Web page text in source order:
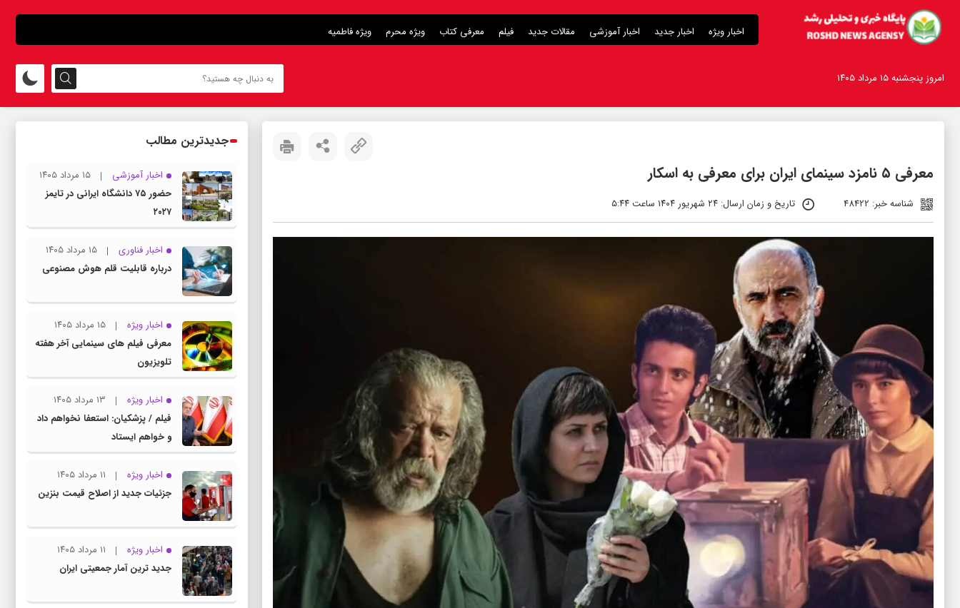
اخبار ویژه اخبار جدید اخبار آموزشی مقالات جدید فیلم معرفی کتاب ویژه محرم ویژه فاطمیه
امروز پنجشنبه ۱۵ مرداد ۱۴۰۵
معرفی ۵ نامزد سینمای ایران برای معرفی به اسکار
شناسه خبر: 48422 تاریخ و زمان ارسال: ۲۴ شهریور ۱۴۰۴ ساعت ۵:۴۴
جدیدترین مطالب
اخبار آموزشی
۱۵ مرداد ۱۴۰۵
حضور ۷۵ دانشگاه ایرانی در تایمز
۲۰۲۷
اخبار فناوری
۱۵ مرداد ۱۴۰۵
درباره قابلیت قلم هوش مصنوعی
اخبار ویژه
۱۵ مرداد ۱۴۰۵
معرفی فیلم های سینمایی آخر هفته
تلویزیون
اخبار ویژه
۱۳ مرداد ۱۴۰۵
فیلم / پزشکیان: استعفا نخواهم داد
و خواهم ایستاد
اخبار ویژه
۱۱ مرداد ۱۴۰۵
جزئیات جدید از اصلاح قیمت بنزین
اخبار ویژه
۱۱ مرداد ۱۴۰۵
جدید ترین آمار جمعیتی ایران